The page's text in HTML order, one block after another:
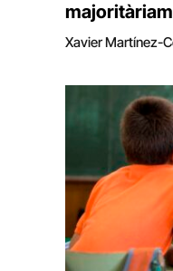
Xavier Martínez-